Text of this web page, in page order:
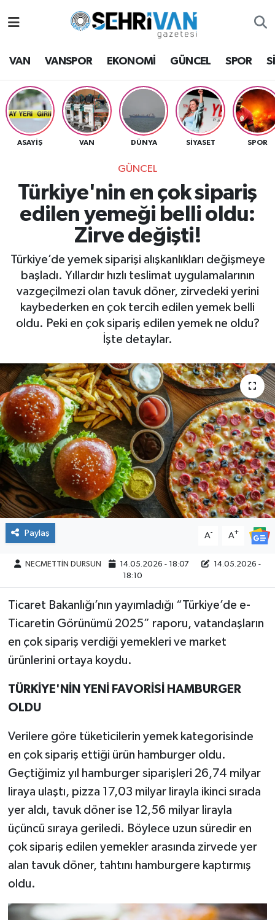
VAN VANSPOR EKONOMİ GÜNCEL SPOR
ASAYİŞ VAN DÜNYA SİYASET SPOR
GÜNCEL
Türkiye'nin en çok sipariş
edilen yemeği belli oldu:
Zirve değişti!
Türkiye’de yemek siparişi alışkanlıkları değişmeye
başladı. Yıllardır hızlı teslimat uygulamalarının
vazgeçilmezi olan tavuk döner, zirvedeki yerini
kaybederken en çok tercih edilen yemek belli
oldu. Peki en çok sipariş edilen yemek ne oldu?
İşte detaylar.
Paylaş A- A+
NECMETTİN DURSUN 14.05.2026 - 18:07
14.05.2026 -
18:10
Ticaret Bakanlığı’nın yayımladığı “Türkiye’de e-
Ticaretin Görünümü 2025” raporu, vatandaşların
en çok sipariş verdiği yemekleri ve market
ürünlerini ortaya koydu.
TÜRKİYE'NİN YENİ FAVORİSİ HAMBURGER
OLDU
Verilere göre tüketicilerin yemek kategorisinde
en çok sipariş ettiği ürün hamburger oldu.
Geçtiğimiz yıl hamburger siparişleri 26,74 milyar
liraya ulaştı, pizza 17,03 milyar lirayla ikinci sırada
yer aldı, tavuk döner ise 12,56 milyar lirayla
üçüncü sıraya geriledi. Böylece uzun süredir en
çok sipariş edilen yemekler arasında zirvede yer
alan tavuk döner, tahtını hamburgere kaptırmış
oldu.
Van Hava Durumu
VAN Namaz Vakitleri
Van Trafik Yoğunluk Haritası
Süper Lig Puan Durumu ve Fikstür
Tüm Manşetler
Son Dakika Haberleri
Haber Arşivi